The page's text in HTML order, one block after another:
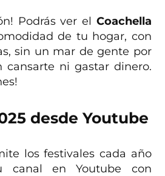
Podrás ver el Coachella
de tu hogar, con
sin un mar de gente por
cansarte ni gastar dinero.
desde Youtube
los festivales cada año
canal en Youtube con